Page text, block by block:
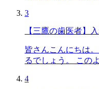
3
【三鷹の歯医者】
皆さんこんにちは
るでしょう。 この
4